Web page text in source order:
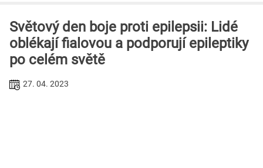
Světový den boje proti epilepsii: Lidé
oblékají fialovou a podporují epileptiky
po celém světě
27. 04. 2023